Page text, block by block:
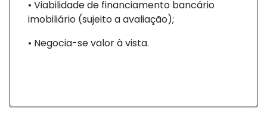
• Viabilidade de financiamento bancário
imobiliário (sujeito a avaliação);
• Negocia-se valor à vista.